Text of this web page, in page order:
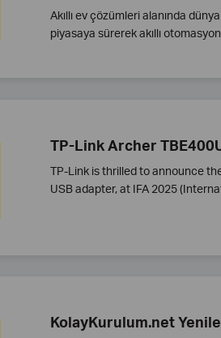
Akıllı ev çözümleri alanında
piyasaya sürerek akıllı
TP-Link Archer
TP-Link is thrilled to announce
USB adapter, at IFA 2025
KolayKurulum.net